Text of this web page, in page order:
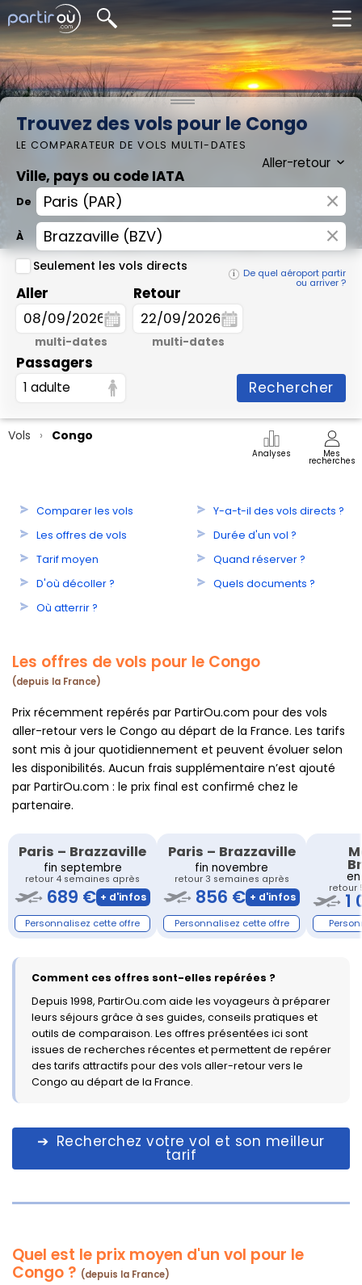
Trouvez des vols pour le Congo
LE COMPARATEUR DE VOLS MULTI-DATES
Ville, pays ou code IATA
De ×
À ×
De quel aéroport partir
ou arriver ?
Seulement les vols directs
Aller
multi-dates
Retour
multi-dates
Passagers
1 adulte Rechercher
Vols Congo
Analyses Mes
recherches
Les offres de vols pour le Congo
(depuis la France)
Prix récemment repérés par PartirOu.com pour des vols
aller-retour vers le Congo au départ de la France. Les tarifs
sont mis à jour quotidiennement et peuvent évoluer selon
les disponibilités. Aucun frais supplémentaire n’est ajouté
par PartirOu.com : le prix final est confirmé chez le
partenaire.
Paris – Brazzaville
fin septembre
retour 4 semaines après
689 €
Paris – Brazzaville
fin novembre
retour 3 semaines après
856 € retour
1
Comment ces offres sont-elles repérées ?
Depuis 1998, PartirOu.com aide les voyageurs à préparer
leurs séjours grâce à ses guides, conseils pratiques et
outils de comparaison. Les offres présentées ici sont
issues de recherches récentes et permettent de repérer
des tarifs attractifs pour des vols aller-retour vers le
Congo au départ de la France.
Recherchez votre vol et son meilleur
tarif
Quel est le prix moyen d'un vol pour le
Congo ? (depuis la France)
Comparer les vols
Les offres de vols
Tarif moyen
D'où décoller ?
Où atterrir ?
Y-a-t-il des vols directs ?
Durée d'un vol ?
Quand réserver ?
Quels documents ?